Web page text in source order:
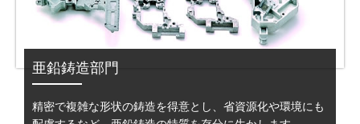
亜鉛鋳造部門
精密で複雑な形状の鋳造を得意とし、省資源化や環境にも